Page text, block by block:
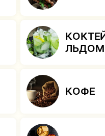
ЛЬДОМ
КОФЕ